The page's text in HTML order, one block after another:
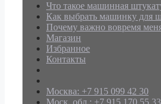
Что такое машинная
Как выбрать машинку для
Почему важно вовремя
Магазин
Избранное
Контакты
Москва: +7 915 099 42 30